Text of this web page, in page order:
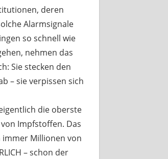
deren
Alarmsignale
so schnell wie
nehmen das
Sie stecken den
– sie verpissen sich
die oberste
Impfstoffen. Das
immer Millionen von
– schon der